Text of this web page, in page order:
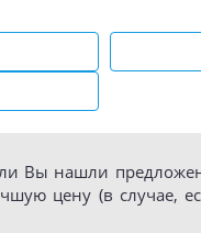
Вы нашли
цену (в случае,